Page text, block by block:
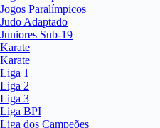
Jogos Paralímpicos
Judo Adaptado
Juniores Sub-19
Karate
Karate
Liga 1
Liga 2
Liga 3
Liga BPI
Liga dos Campeões